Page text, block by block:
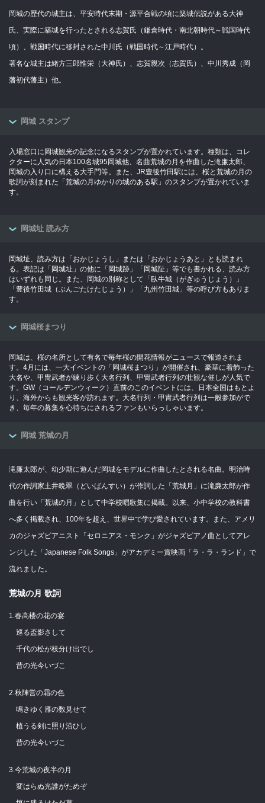
岡城の歴代の城主は、平安時代末期・源平合戦の頃に築城伝説がある大神
氏、実際に築城を行ったとされる志賀氏（鎌倉時代・南北朝時代～戦国時代
頃）、戦国時代に移封された中川氏（戦国時代～江戸時代）。
著名な城主は緒方三郎惟栄（大神氏）、志賀親次（志賀氏）、中川秀成（岡
藩初代藩主）他。
岡城 スタンプ
入場窓口に岡城観光の記念になるスタンプが置かれています。種類は、コレ
クターに人気の日本100名城95岡城他、名曲荒城の月を作曲した滝廉太郎、
岡城の入り口に構える大手門等。また、JR豊後竹田駅には、桜と荒城の月の
歌詞が刻まれた「荒城の月ゆかりの城のある駅」のスタンプが置かれていま
す。
岡城址 読み方
岡城址、読み方は「おかじょうし」または「おかじょうあと」とも読まれ
る。表記は「岡城址」の他に「岡城跡」「岡城阯」等でも書かれる、読み方
はいずれも同じ。また、岡城の別称として「臥牛城（がぎゅうじょう）」
「豊後竹田城（ぶんごたけたじょう）」「九州竹田城」等の呼び方もありま
す。
岡城桜まつり
岡城は、桜の名所として有名で毎年桜の開花情報がニュースで報道されま
す。4月には、一大イベントの「岡城桜まつり」が開催され、豪華に着飾った
大名や、甲冑武者が練り歩く大名行列、甲冑武者行列の壮観な催しが人気で
す。GW（コールデンウィーク）直前のこのイベントには、日本全国はもとよ
り、海外からも観光客が訪れます。大名行列・甲冑武者行列は一般参加がで
き、毎年の募集を心待ちにされるファンもいらっしゃいます。
岡城 荒城の月
滝廉太郎が、幼少期に遊んだ岡城をモデルに作曲したとされる名曲。明治時
代の作詞家土井晩翠（どいばんすい）が作詞した「荒城月」に滝廉太郎が作
曲を行い「荒城の月」として中学校唱歌集に掲載。以来、小中学校の教科書
へ多く掲載され、100年を超え、世界中で学び愛されています。また、アメリ
カのジャズピアニスト「セロニアス・モンク」がジャズピアノ曲としてアレ
ンジした「Japanese Folk Songs」がアカデミー賞映画「ラ・ラ・ランド」で
流れました。
荒城の月 歌詞
1.春高楼の花の宴
巡る盃影さして
千代の松が枝分け出でし
昔の光今いづこ
2.秋陣営の霜の色
鳴きゆく雁の数見せて
植うる剣に照り沿ひし
昔の光今いづこ
3.今荒城の夜半の月
変はらぬ光誰がためぞ